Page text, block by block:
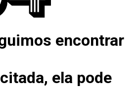
encontrar
ela pode